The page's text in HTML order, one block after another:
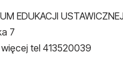
EDUKACJI USTAWICZNEJ
7
tel 413520039